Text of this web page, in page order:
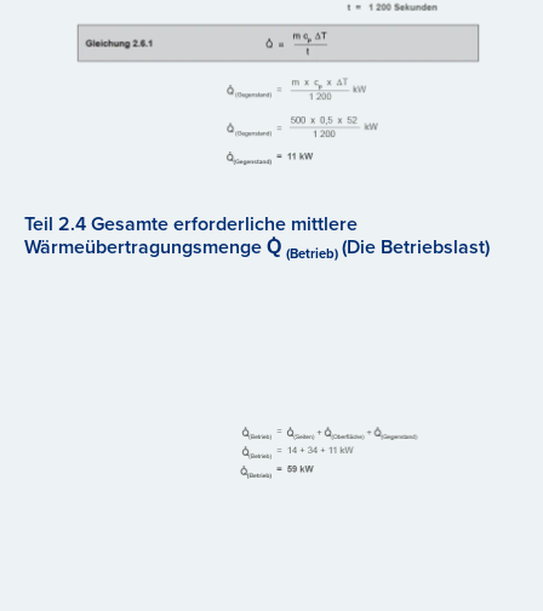
Teil 2.4 Gesamte erforderliche mittlere
Wärmeübertragungsmenge Q̇ (Betrieb)(Die Betriebslast)